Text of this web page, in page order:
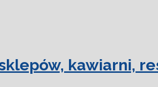
kawiarni,